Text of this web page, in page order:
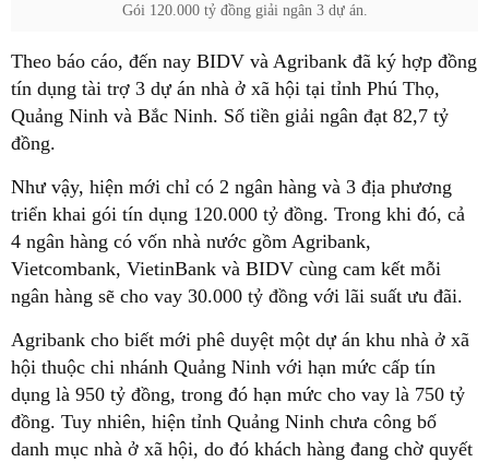
Gói 120.000 tỷ đồng giải ngân 3 dự án.
Theo báo cáo, đến nay BIDV và Agribank đã ký hợp đồng
tín dụng tài trợ 3 dự án nhà ở xã hội tại tỉnh Phú Thọ,
Quảng Ninh và Bắc Ninh. Số tiền giải ngân đạt 82,7 tỷ
đồng.
Như vậy, hiện mới chỉ có 2 ngân hàng và 3 địa phương
triển khai gói tín dụng 120.000 tỷ đồng. Trong khi đó, cả
4 ngân hàng có vốn nhà nước gồm Agribank,
Vietcombank, VietinBank và BIDV cùng cam kết mỗi
ngân hàng sẽ cho vay 30.000 tỷ đồng với lãi suất ưu đãi.
Agribank cho biết mới phê duyệt một dự án khu nhà ở xã
hội thuộc chi nhánh Quảng Ninh với hạn mức cấp tín
dụng là 950 tỷ đồng, trong đó hạn mức cho vay là 750 tỷ
đồng. Tuy nhiên, hiện tỉnh Quảng Ninh chưa công bố
danh mục nhà ở xã hội, do đó khách hàng đang chờ quyết